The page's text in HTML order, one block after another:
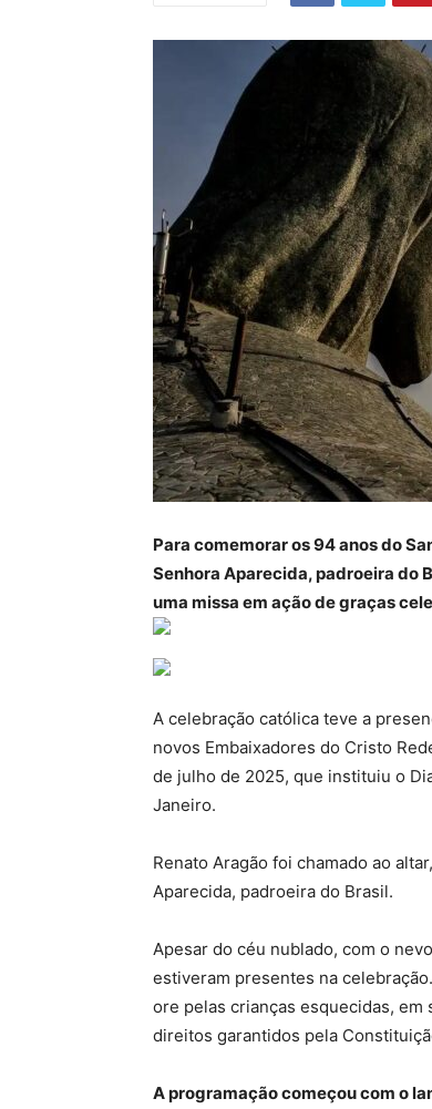
Para comemorar os 94 anos do
Senhora Aparecida, padroeira do
uma missa em ação de graças
A celebração católica teve a
novos Embaixadores do Cristo
de julho de 2025, que instituiu o
Janeiro.
Renato Aragão foi chamado ao
Aparecida, padroeira do Brasil.
Apesar do céu nublado, com o
estiveram presentes na
ore pelas crianças esquecidas,
direitos garantidos pela
A programação começou com o